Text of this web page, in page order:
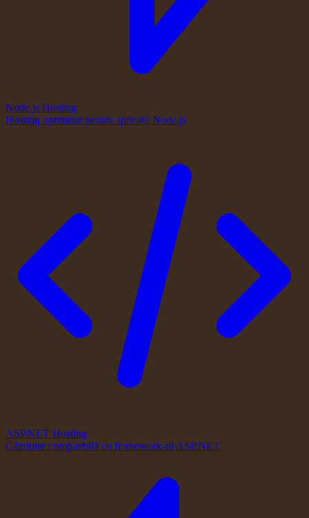
Node.js Hosting
Hosting optimizat pentru aplicații Node.js
ASP.NET Hosting
Găzduire compatibilă cu framework-ul ASP.NET